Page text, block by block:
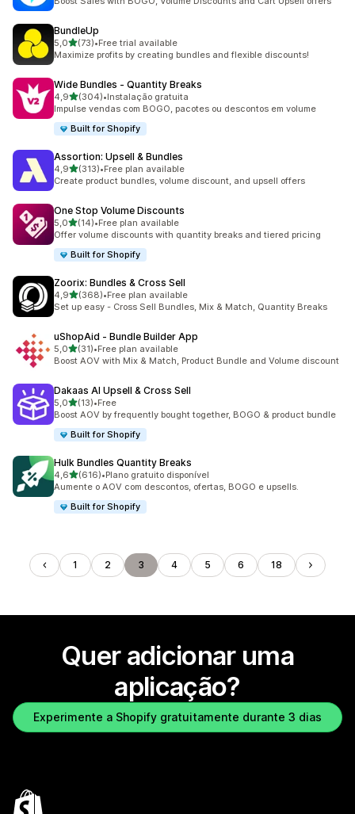
BundleUp
5,0de 5 estrelas
(73)
73 total de avaliações
•Free trial available
Maximize profits by creating bundles and flexible discounts!
Wide Bundles ‑ Quantity Breaks
4,9de 5 estrelas
(304)
304 total de avaliações
•Instalação gratuita
Impulse vendas com BOGO, pacotes ou descontos em volume
Built for Shopify
Assortion: Upsell & Bundles
4,9de 5 estrelas
(313)
313 total de avaliações
•Free plan available
Create product bundles, volume discount, and upsell offers
One Stop Volume Discounts
5,0de 5 estrelas
(14)
14 total de avaliações
•Free plan available
Offer volume discounts with quantity breaks and tiered pricing
Built for Shopify
Zoorix: Bundles & Cross Sell
4,9de 5 estrelas
(368)
368 total de avaliações
•Free plan available
Set up easy - Cross Sell Bundles, Mix & Match, Quantity Breaks
uShopAid ‑ Bundle Builder App
5,0de 5 estrelas
(31)
31 total de avaliações
•Free plan available
Boost AOV with Mix & Match, Product Bundle and Volume discount
Dakaas AI Upsell & Cross Sell
5,0de 5 estrelas
(13)
13 total de avaliações
•Free
Boost AOV by frequently bought together, BOGO & product bundle
Built for Shopify
Hulk Bundles Quantity Breaks
4,6de 5 estrelas
(616)
616 total de avaliações
•Plano gratuito disponível
Aumente o AOV com descontos, ofertas, BOGO e upsells.
Built for Shopify
1 2 3 4 5 6 18
Quer adicionar uma
aplicação?
Experimente a Shopify gratuitamente durante 3 dias